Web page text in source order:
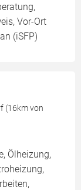
Vor-Ort
(iSFP)
(16km von
Ölheizung,